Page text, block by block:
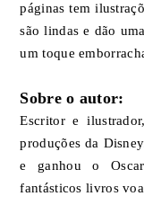
páginas tem
são lindas e dão
um toque
Sobre o autor:
Escritor e
produções da
e ganhou o
fantásticos livros